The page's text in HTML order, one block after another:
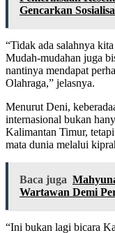
Gencarkan
“Tidak ada salahnya
Mudah-mudahan juga
nantinya mendapat
Olahraga,” jelasnya.
Menurut Deni,
internasional bukan
Kalimantan Timur,
mata dunia melalui
Baca juga
Wartawan Demi
“Ini bukan lagi bicara